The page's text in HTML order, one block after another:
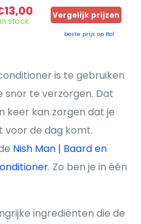
in stock
Vergelijk prijzen
beste prijs op Bol
is te gebruiken
snor te verzorgen. Dat
keer kan zorgen dat je
voor de dag komt.
Nish Man | Baard en
. Zo ben je in één
ingrediënten die de